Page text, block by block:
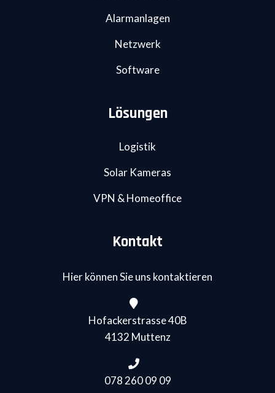
Alarmanlagen
Netzwerk
Software
Lösungen
Logistik
Solar Kameras
VPN & Homeoffice
Kontakt
Hier können Sie uns kontaktieren
Hofackerstrasse 40B
4132 Muttenz
078 260 09 09